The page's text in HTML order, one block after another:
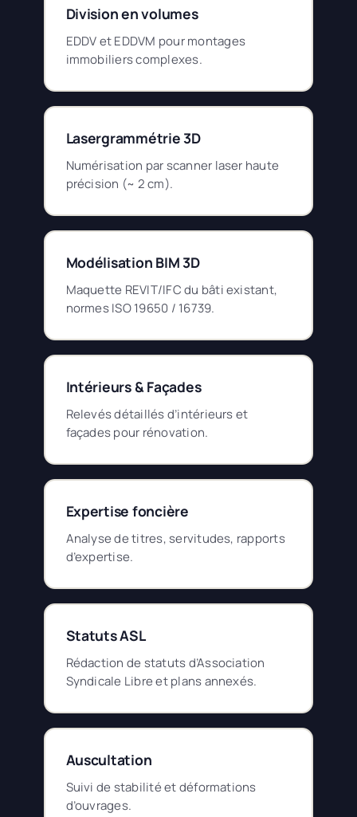
Division en volumes
EDDV et EDDVM pour montages
immobiliers complexes.
Lasergrammétrie 3D
Numérisation par scanner laser haute
précision (~ 2 cm).
Modélisation BIM 3D
Maquette REVIT/IFC du bâti existant,
normes ISO 19650 / 16739.
Intérieurs & Façades
Relevés détaillés d’intérieurs et
façades pour rénovation.
Expertise foncière
Analyse de titres, servitudes, rapports
d’expertise.
Statuts ASL
Rédaction de statuts d’Association
Syndicale Libre et plans annexés.
Auscultation
Suivi de stabilité et déformations
d’ouvrages.